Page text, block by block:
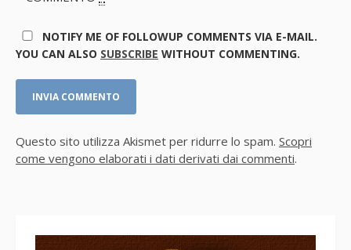
NOTIFY ME OF FOLLOWUP COMMENTS VIA E-MAIL.
YOU CAN ALSO SUBSCRIBE WITHOUT COMMENTING.
Questo sito utilizza Akismet per ridurre lo spam. Scopri
come vengono elaborati i dati derivati dai commenti.